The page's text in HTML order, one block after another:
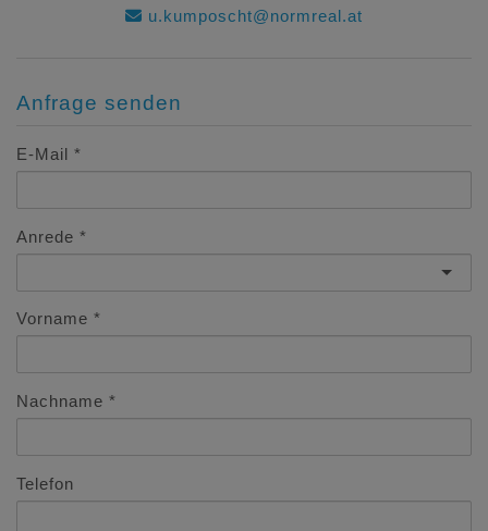
u.kumposcht@normreal.at
Anfrage senden
E-Mail
Anrede
Vorname
Nachname
Telefon